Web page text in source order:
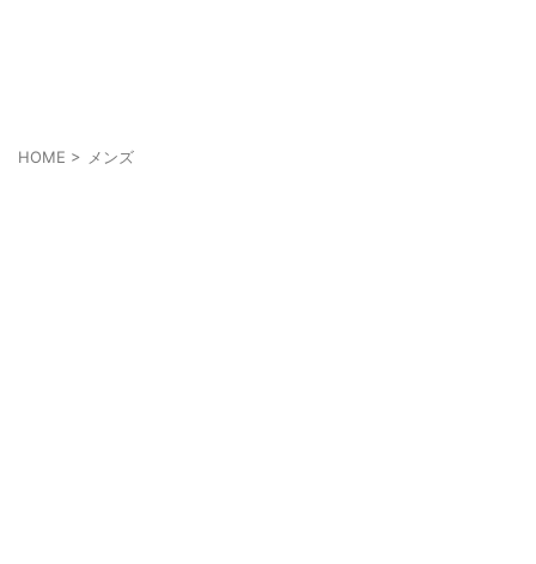
HOME > メンズ